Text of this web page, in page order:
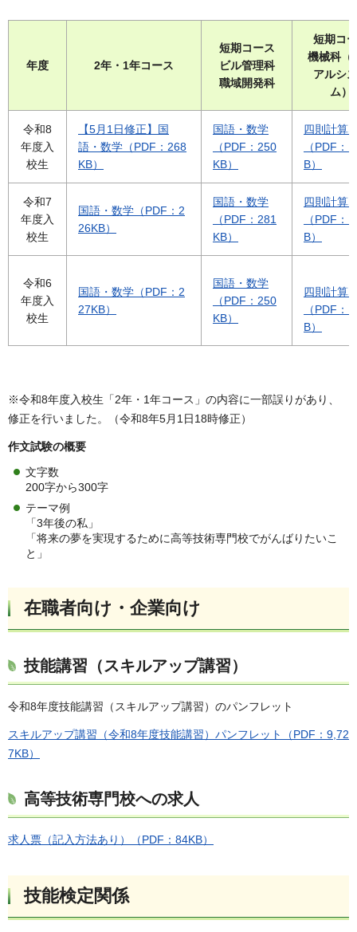
年度 2年・1年コース
短期コース
ビル管理科
職域開発科
短期コ
機械科（
アルシ
ム）
令和8
年度入
校生
【5月1日修正】国
語・数学（PDF：268
KB）
国語・数学
（PDF：250
KB）
四則計算
（PDF：
B）
令和7
年度入
校生
国語・数学（PDF：2
26KB）
国語・数学
（PDF：281
KB）
四則計算
（PDF：
B）
令和6
年度入
校生
国語・数学（PDF：2
27KB）
国語・数学
（PDF：250
KB）
四則計算
（PDF：
B）
※令和8年度入校生「2年・1年コース」の内容に一部誤りがあり、
修正を行いました。（令和8年5月1日18時修正）
作文試験の概要
文字数
200字から300字
テーマ例
「3年後の私」
「将来の夢を実現するために高等技術専門校でがんばりたいこ
と」
在職者向け・企業向け
技能講習（スキルアップ講習）
令和8年度技能講習（スキルアップ講習）のパンフレット
スキルアップ講習（令和8年度技能講習）パンフレット（PDF：9,72
7KB）
高等技術専門校への求人
求人票（記入方法あり）（PDF：84KB）
技能検定関係